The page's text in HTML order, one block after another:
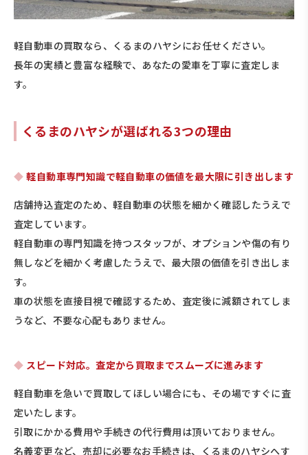
軽自動車の買取なら、くるまのハヤシにお任せください。
長年の実績と豊富な経験で、あなたの愛車を丁寧に査定しま
す。
くるまのハヤシが選ばれる3つの理由
軽自動車専門知識で軽自動車の価値を最大限に引き出します
店舗持込査定のため、軽自動車の状態を細かく確認したうえで
査定しています。
軽自動車の専門知識を持つスタッフが、オプションや傷の有り
無しなどを細かく考慮したうえで、最大限の価値を引き出しま
す。
車の状態を直接目視で確認するため、査定後に減額されてしま
うなど、不要な心配もありません。
スピード対応。査定から買取までスムーズに進みます
軽自動車を急いで買取してほしい場合にも、その場ですぐに査
定いたします。
引取にかかる費用や手続きの代行費用は頂いておりません。
名義変更など、売却に必要なお手続きは、くるまのハヤシへす